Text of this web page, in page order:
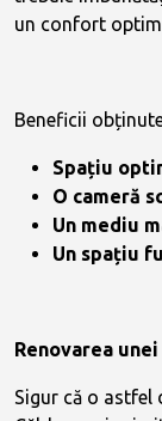
un confort
Beneficii
Spațiu
O cameră
Un mediu
Un spațiu
Renovarea
Sigur că o astfel